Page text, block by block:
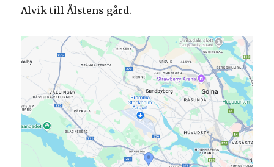
Alvik till Ålstens gård.